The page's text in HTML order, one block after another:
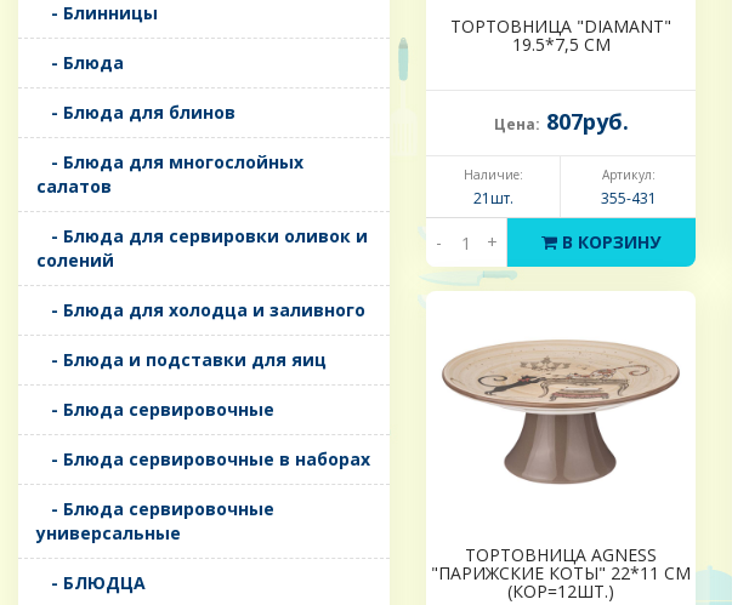
- Блинницы
- Блюда
- Блюда для блинов
- Блюда для многослойных
салатов
- Блюда для сервировки оливок и
солений
- Блюда для холодца и заливного
- Блюда и подставки для яиц
- Блюда сервировочные
- Блюда сервировочные в наборах
- Блюда сервировочные
универсальные
- БЛЮДЦА
ТОРТОВНИЦА "DIAMANT"
19.5*7,5 СМ
Цена: 807руб.
Наличие:
21шт.
Артикул:
355-431
- + В КОРЗИНУ
ТОРТОВНИЦА AGNESS
"ПАРИЖСКИЕ КОТЫ" 22*11 СМ
(КОР=12ШТ.)